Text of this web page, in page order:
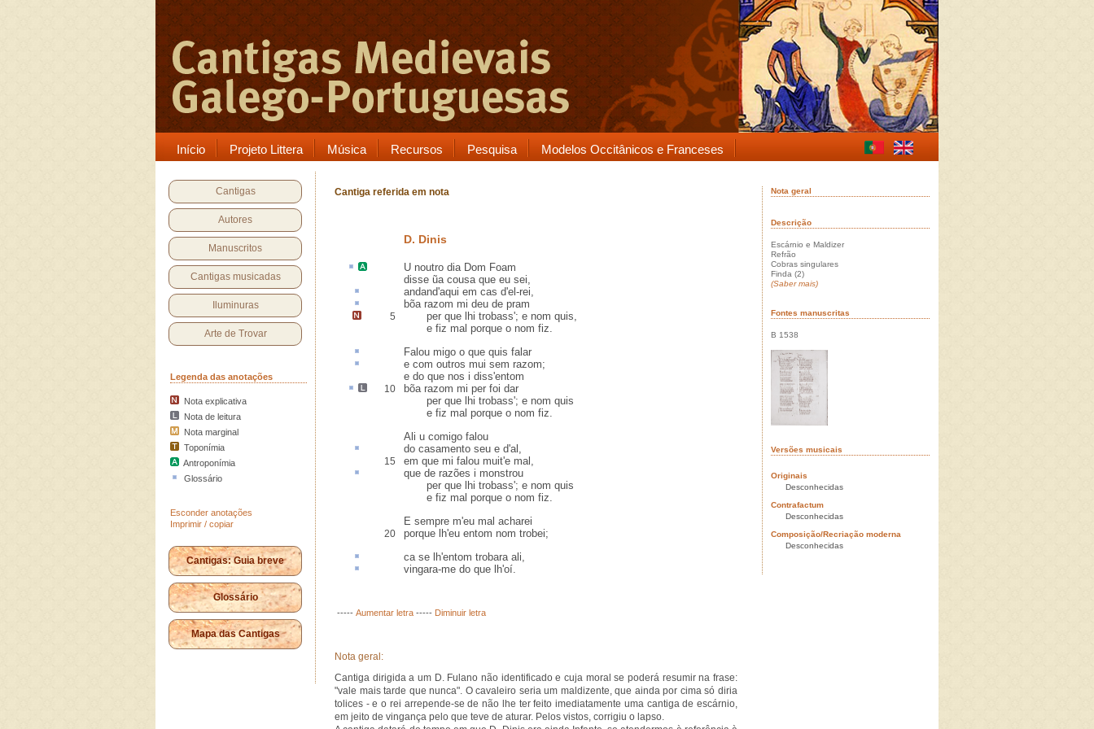
Início Projeto Littera Música Recursos Pesquisa Modelos Occitânicos e Franceses
Cantigas
Autores
Manuscritos
Cantigas musicadas
Iluminuras
Arte de Trovar
Legenda das anotações
Nota explicativa
Nota de leitura
Nota marginal
Toponímia
Antroponímia
Glossário
Esconder anotações
Imprimir / copiar
Cantigas: Guia breve
Glossário
Mapa das Cantigas
Cantiga referida em nota
D. Dinis
U noutro dia Dom Foam
disse ũa cousa que eu sei,
andand'aqui em cas d'el-rei,
bõa razom mi deu de pram
5
per que lhi trobass'; e nom quis,
e fiz mal porque o nom fiz.
Falou migo o que quis falar
e com outros mui sem razom;
e do que nos i diss'entom
10 bõa razom mi per foi dar
per que lhi trobass'; e nom quis
e fiz mal porque o nom fiz.
Ali u comigo falou
do casamento seu e d'al,
15
em que mi falou muit'e mal,
que de razões i monstrou
per que lhi trobass'; e nom quis
e fiz mal porque o nom fiz.
E sempre m'eu mal acharei
20
porque lh'eu entom nom trobei;
ca se lh'entom trobara ali,
vingara-me do que lh'oí.
----- Aumentar letra ----- Diminuir letra
Nota geral:
Cantiga dirigida a um D. Fulano não identificado e cuja moral se poderá resumir na frase:
"vale mais tarde que nunca". O cavaleiro seria um maldizente, que ainda por cima só diria
tolices - e o rei arrepende-se de não lhe ter feito imediatamente uma cantiga de escárnio,
em jeito de vingança pelo que teve de aturar. Pelos vistos, corrigiu o lapso.
Nota geral
Descrição
Escárnio e Maldizer
Refrão
Cobras singulares
Finda (2)
(Saber mais)
Fontes manuscritas
B 1538
Versões musicais
Originais
Desconhecidas
Contrafactum
Desconhecidas
Composição/Recriação moderna
Desconhecidas